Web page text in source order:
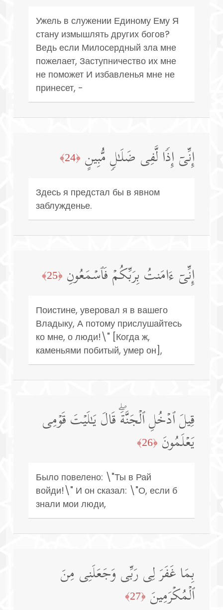
Ужель в служении Единому Ему Я
стану измышлять других богов?
Ведь если Милосердный зла мне
пожелает, Заступничество их мне
не поможет И избавленья мне не
принесет, -
إِنِّیۤ إِذࣰا لَّفِی ضَلَـٰلࣲ مُّبِینٍ ﴿24﴾
Здесь я предстал бы в явном
заблужденье.
إِنِّیۤ ءَامَنتُ بِرَبِّكُمۡ فَٱسۡمَعُونِ ﴿25﴾
Поистине, уверовал я в вашего
Владыку, А потому прислушайтесь
ко мне, о люди!\" [Когда ж,
каменьями побитый, умер он],
قِیلَ ٱدۡخُلِ ٱلۡجَنَّةَۖ قَالَ یَـٰلَیۡتَ قَوۡمِی
یَعۡلَمُونَ ﴿26﴾
Было повелено: \"Ты в Рай
войди!\" И он сказал: \"О, если б
знали мои люди,
بِمَا غَفَرَ لِی رَبِّی وَجَعَلَنِی مِنَ
ٱلۡمُكۡرَمِینَ ﴿27﴾